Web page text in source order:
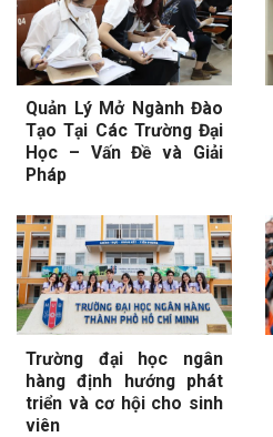
Quản Lý Mở Ngành Đào
Tạo Tại Các Trường Đại
Học – Vấn Đề và Giải
Pháp
Trường đại học ngân
hàng định hướng phát
triển và cơ hội cho sinh
viên